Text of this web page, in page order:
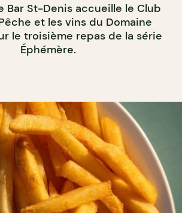
Bar St-Denis accueille le Club
et les vins du Domaine
le troisième repas de la série
Éphémère.